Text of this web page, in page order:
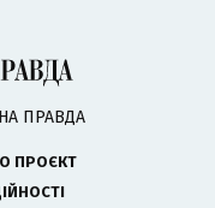
ПРАВДА
ПРОЄКТ